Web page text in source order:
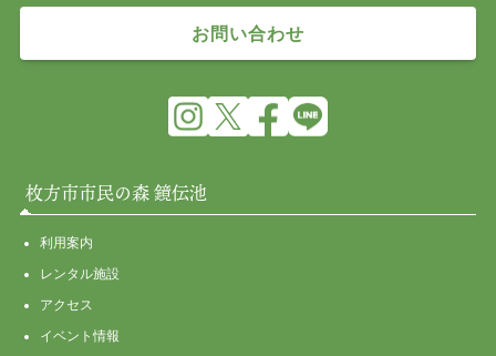
お問い合わせ
枚方市市民の森 鏡伝池
利用案内
レンタル施設
アクセス
イベント情報